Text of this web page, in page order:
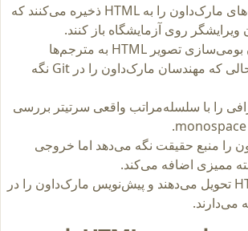
اساتید یادداشت‌های مارک‌داون را به HTML ذخیره می‌کنند که
ویرایشگر روی آزمایشگاه باز کنند.
هماهنگ‌کنندگان بومی‌سازی تصویر HTML به مترجم‌ها
می‌فرستند در حالی که مهندسان مارک‌داون را در Git نگه
را با سلسله‌مراتب واقعی سرتیتر بررسی
را منبع حقیقت نگه می‌دهد اما خروجی
فریلنسرها HTML تحویل می‌دهند و پیش‌نویس مارک‌داون را در
می‌دارند.